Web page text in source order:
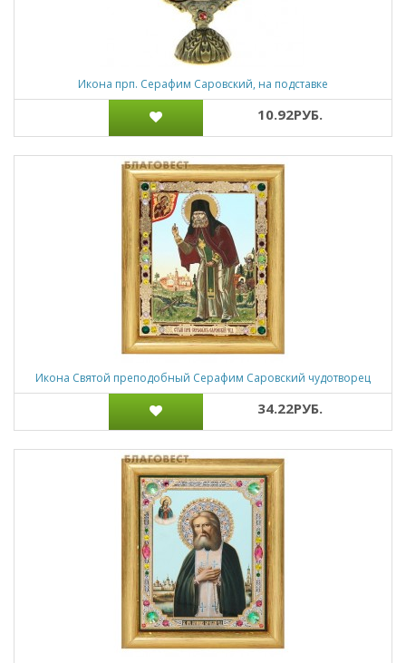
Икона прп. Серафим Саровский, на подставке
10.92РУБ.
Икона Святой преподобный Серафим Саровский чудотворец
34.22РУБ.